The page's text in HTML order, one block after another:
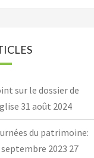
sur le dossier de
31 août 2024
du patrimoine:
septembre 2023 27